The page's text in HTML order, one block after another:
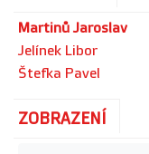
Martinů Jaroslav
Jelínek Libor
Štefka Pavel
ZOBRAZENÍ